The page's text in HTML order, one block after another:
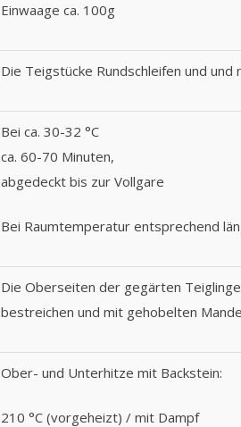
Einwaage ca. 100g
Die Teigstücke Rundschleifen und und
Bei ca. 30-32 °C
ca. 60-70 Minuten,
abgedeckt bis zur Vollgare
Bei Raumtemperatur entsprechend
Die Oberseiten der gegärten
bestreichen und mit gehobelten
Ober- und Unterhitze mit Backstein:
210 °C (vorgeheizt) / mit Dampf